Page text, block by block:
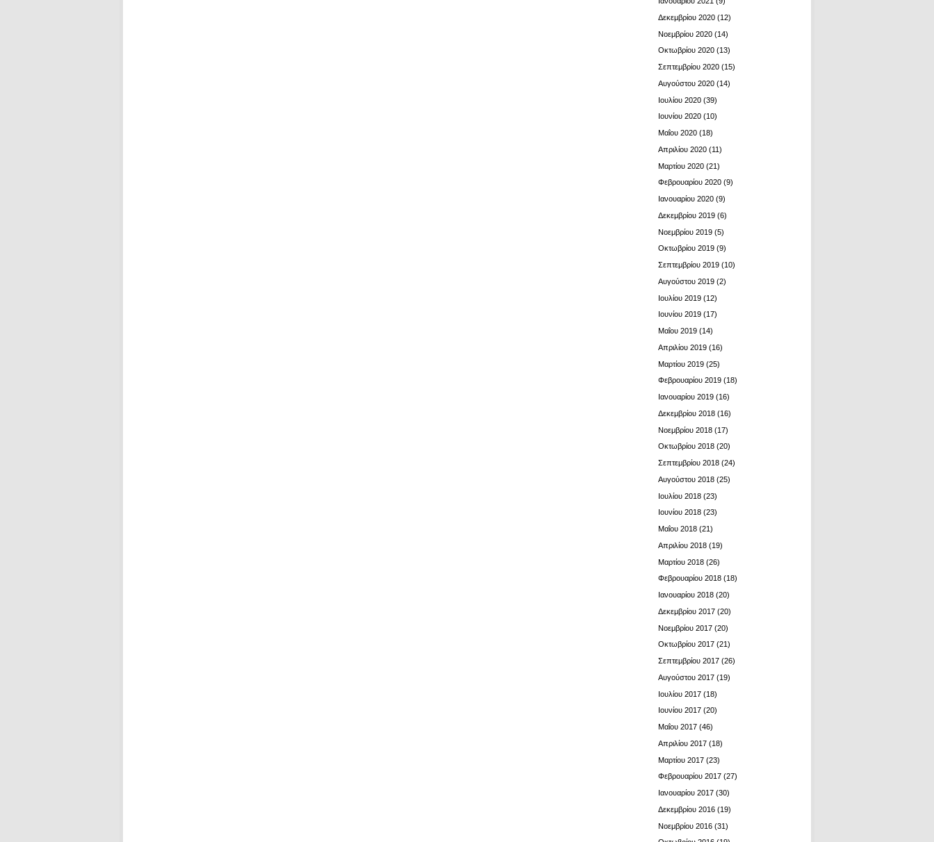
Δεκεμβρίου 2020 (12)
Νοεμβρίου 2020 (14)
Οκτωβρίου 2020 (13)
Σεπτεμβρίου 2020 (15)
Αυγούστου 2020 (14)
Ιουλίου 2020 (39)
Ιουνίου 2020 (10)
Μαΐου 2020 (18)
Απριλίου 2020 (11)
Μαρτίου 2020 (21)
Φεβρουαρίου 2020 (9)
Ιανουαρίου 2020 (9)
Δεκεμβρίου 2019 (6)
Νοεμβρίου 2019 (5)
Οκτωβρίου 2019 (9)
Σεπτεμβρίου 2019 (10)
Αυγούστου 2019 (2)
Ιουλίου 2019 (12)
Ιουνίου 2019 (17)
Μαΐου 2019 (14)
Απριλίου 2019 (16)
Μαρτίου 2019 (25)
Φεβρουαρίου 2019 (18)
Ιανουαρίου 2019 (16)
Δεκεμβρίου 2018 (16)
Νοεμβρίου 2018 (17)
Οκτωβρίου 2018 (20)
Σεπτεμβρίου 2018 (24)
Αυγούστου 2018 (25)
Ιουλίου 2018 (23)
Ιουνίου 2018 (23)
Μαΐου 2018 (21)
Απριλίου 2018 (19)
Μαρτίου 2018 (26)
Φεβρουαρίου 2018 (18)
Ιανουαρίου 2018 (20)
Δεκεμβρίου 2017 (20)
Νοεμβρίου 2017 (20)
Οκτωβρίου 2017 (21)
Σεπτεμβρίου 2017 (26)
Αυγούστου 2017 (19)
Ιουλίου 2017 (18)
Ιουνίου 2017 (20)
Μαΐου 2017 (46)
Απριλίου 2017 (18)
Μαρτίου 2017 (23)
Φεβρουαρίου 2017 (27)
Ιανουαρίου 2017 (30)
Δεκεμβρίου 2016 (19)
Νοεμβρίου 2016 (31)